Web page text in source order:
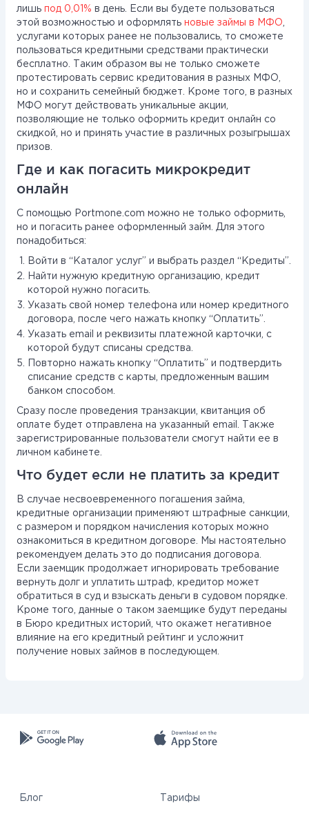
лишь под 0,01% в день. Если вы будете пользоваться
этой возможностью и оформлять новые займы в МФО
услугами которых ранее не пользовались, то сможете
пользоваться кредитными средствами практически
бесплатно. Таким образом вы не только сможете
протестировать сервис кредитования в разных МФО,
но и сохранить семейный бюджет. Кроме того, в разных
МФО могут действовать уникальные акции,
позволяющие не только оформить кредит онлайн со
скидкой, но и принять участие в различных розыгрышах
призов.
Где и как погасить микрокредит
онлайн
С помощью Portmone.com можно не только оформить,
но и погасить ранее оформленный займ. Для этого
понадобиться:
Войти в “Каталог услуг” и выбрать раздел “Кредиты”.
Найти нужную кредитную организацию, кредит
которой нужно погасить.
Указать свой номер телефона или номер кредитного
договора, после чего нажать кнопку “Оплатить”.
Указать email и реквизиты платежной карточки, с
которой будут списаны средства.
Повторно нажать кнопку “Оплатить” и подтвердить
списание средств с карты, предложенным вашим
банком способом.
Сразу после проведения транзакции, квитанция об
оплате будет отправлена на указанный email. Также
зарегистрированные пользователи смогут найти ее в
личном кабинете.
Что будет если не платить за кредит
В случае несвоевременного погашения займа,
кредитные организации применяют штрафные санкции,
с размером и порядком начисления которых можно
ознакомиться в кредитном договоре. Мы настоятельно
рекомендуем делать это до подписания договора.
Если заемщик продолжает игнорировать требование
вернуть долг и уплатить штраф, кредитор может
обратиться в суд и взыскать деньги в судовом порядке.
Кроме того, данные о таком заемщике будут переданы
в Бюро кредитных историй, что окажет негативное
влияние на его кредитный рейтинг и усложнит
получение новых займов в последующем.
Блог Тарифы